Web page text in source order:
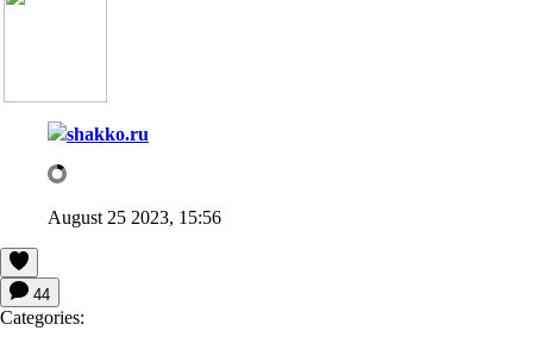
shakko.ru
August 25 2023, 15:56
44
Categories: